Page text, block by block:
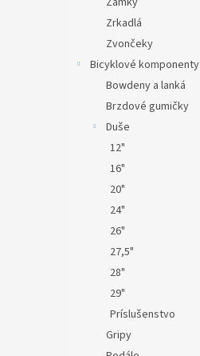
Zrkadlá
Zvončeky
Bicyklové komponenty
Bowdeny a lanká
Brzdové gumičky
Duše
12"
16"
20"
24"
26"
27,5"
28"
29"
Príslušenstvo
Gripy